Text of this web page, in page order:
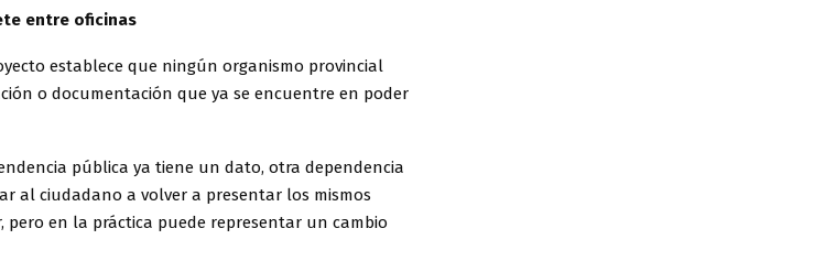
entre oficinas
establece que ningún organismo provincial
o documentación que ya se encuentre en poder
pública ya tiene un dato, otra dependencia
al ciudadano a volver a presentar los mismos
pero en la práctica puede representar un cambio